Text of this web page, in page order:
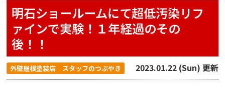
明石ショールームにて超低汚染リフ
ァインで実験！１年経過のその
後！！
外壁屋根塗装店 スタッフのつぶやき 2023.01.22 (Sun) 更新